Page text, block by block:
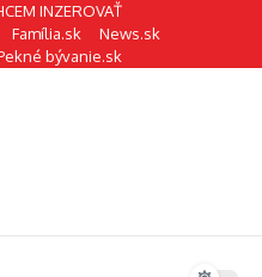
INZEROVAŤ
Família.sk
News.sk
bývanie.sk